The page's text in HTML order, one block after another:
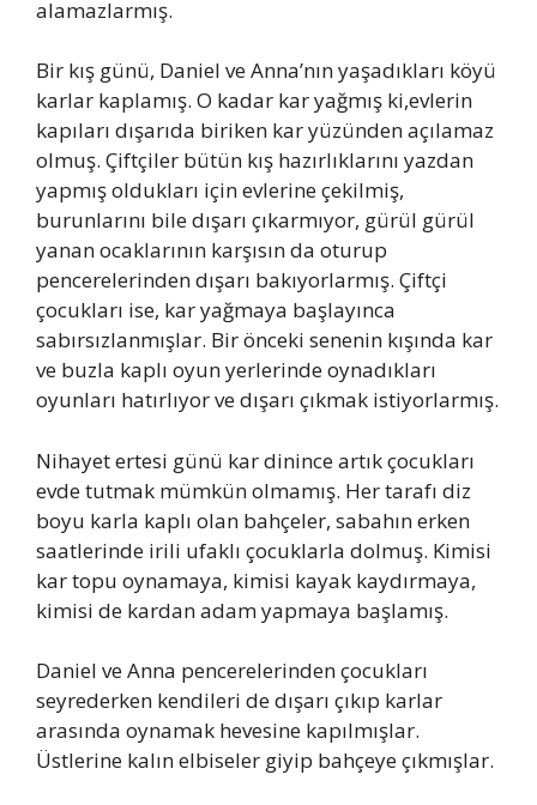
alamazlarmış.
Bir kış günü, Daniel ve Anna’nın yaşadıkları köyü
karlar kaplamış. O kadar kar yağmış ki,evlerin
kapıları dışarıda biriken kar yüzünden açılamaz
olmuş. Çiftçiler bütün kış hazırlıklarını yazdan
yapmış oldukları için evlerine çekilmiş,
burunlarını bile dışarı çıkarmıyor, gürül gürül
yanan ocaklarının karşısın da oturup
pencerelerinden dışarı bakıyorlarmış. Çiftçi
çocukları ise, kar yağmaya başlayınca
sabırsızlanmışlar. Bir önceki senenin kışında kar
ve buzla kaplı oyun yerlerinde oynadıkları
oyunları hatırlıyor ve dışarı çıkmak istiyorlarmış.
Nihayet ertesi günü kar dinince artık çocukları
evde tutmak mümkün olmamış. Her tarafı diz
boyu karla kaplı olan bahçeler, sabahın erken
saatlerinde irili ufaklı çocuklarla dolmuş. Kimisi
kar topu oynamaya, kimisi kayak kaydırmaya,
kimisi de kardan adam yapmaya başlamış.
Daniel ve Anna pencerelerinden çocukları
seyrederken kendileri de dışarı çıkıp karlar
arasında oynamak hevesine kapılmışlar.
Üstlerine kalın elbiseler giyip bahçeye çıkmışlar.